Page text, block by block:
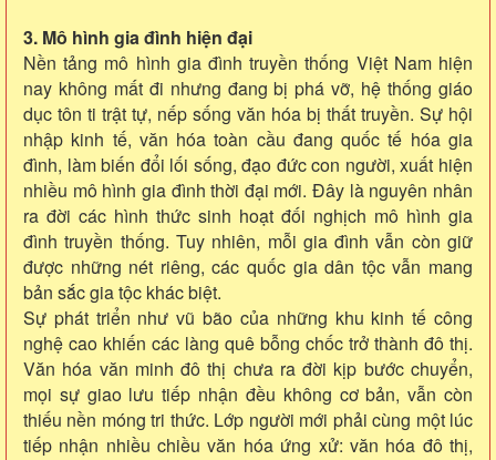
3. Mô hình gia đình hiện đại
Nền tảng mô hình gia đình truyền thống Việt Nam hiện
nay không mất đi nhưng đang bị phá vỡ, hệ thống giáo
dục tôn ti trật tự, nếp sống văn hóa bị thất truyền. Sự hội
nhập kinh tế, văn hóa toàn cầu đang quốc tế hóa gia
đình, làm biến đổi lối sống, đạo đức con người, xuất hiện
nhiều mô hình gia đình thời đại mới. Đây là nguyên nhân
ra đời các hình thức sinh hoạt đối nghịch mô hình gia
đình truyền thống. Tuy nhiên, mỗi gia đình vẫn còn giữ
được những nét riêng, các quốc gia dân tộc vẫn mang
bản sắc gia tộc khác biệt.
Sự phát triển như vũ bão của những khu kinh tế công
nghệ cao khiến các làng quê bỗng chốc trở thành đô thị.
Văn hóa văn minh đô thị chưa ra đời kịp bước chuyển,
mọi sự giao lưu tiếp nhận đều không cơ bản, vẫn còn
thiếu nền móng tri thức. Lớp người mới phải cùng một lúc
tiếp nhận nhiều chiều văn hóa ứng xử: văn hóa đô thị,